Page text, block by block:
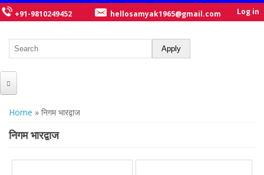
+91-9810249452 hellosamyak1965@gmail.com Log in
ABOUT US
You are here
Home » निगम भारद्वाज
निगम भारद्वाज